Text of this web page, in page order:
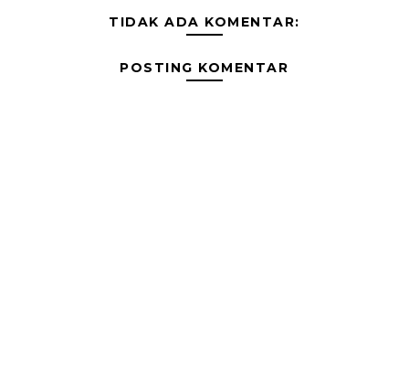
TIDAK ADA KOMENTAR:
POSTING KOMENTAR